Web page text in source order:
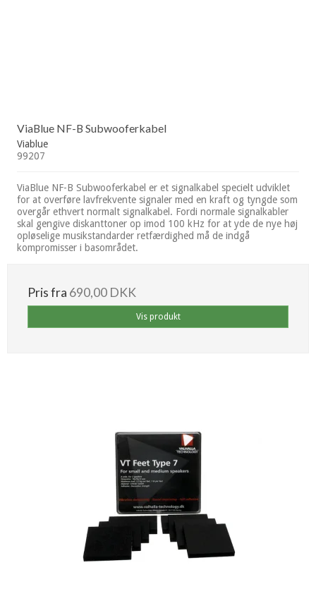
ViaBlue NF-B Subwooferkabel
Viablue
99207
ViaBlue NF-B Subwooferkabel er et signalkabel specielt udviklet
for at overføre lavfrekvente signaler med en kraft og tyngde som
overgår ethvert normalt signalkabel. Fordi normale signalkabler
skal gengive diskanttoner op imod 100 kHz for at yde de nye høj
opløselige musikstandarder retfærdighed må de indgå
kompromisser i basområdet.
Pris fra 690,00 DKK
Vis produkt